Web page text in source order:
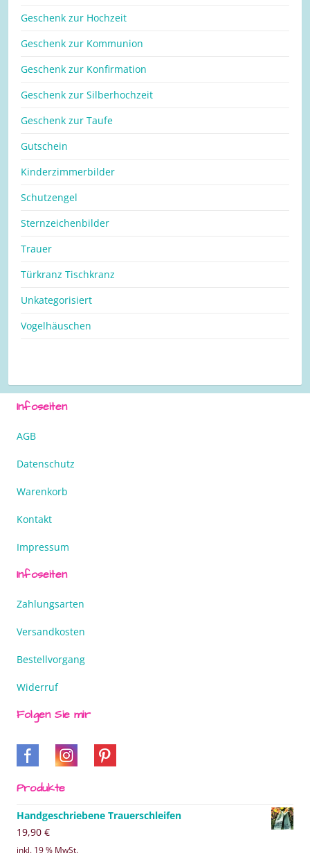
Geschenk zur Hochzeit
Geschenk zur Kommunion
Geschenk zur Konfirmation
Geschenk zur Silberhochzeit
Geschenk zur Taufe
Gutschein
Kinderzimmerbilder
Schutzengel
Sternzeichenbilder
Trauer
Türkranz Tischkranz
Unkategorisiert
Vogelhäuschen
Infoseiten
AGB
Datenschutz
Warenkorb
Kontakt
Impressum
Infoseiten
Zahlungsarten
Versandkosten
Bestellvorgang
Widerruf
Folgen Sie mir
Produkte
Handgeschriebene Trauerschleifen
19,90 €
inkl. 19 % MwSt.